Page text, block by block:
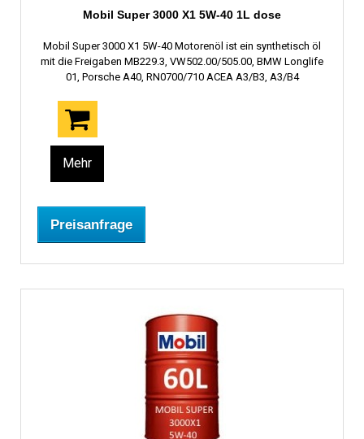
Mobil Super 3000 X1 5W-40 1L dose
Mobil Super 3000 X1 5W-40 Motorenöl ist ein synthetisch öl
mit die Freigaben MB229.3, VW502.00/505.00, BMW Longlife
01, Porsche A40, RN0700/710 ACEA A3/B3, A3/B4
Mehr
Preisanfrage